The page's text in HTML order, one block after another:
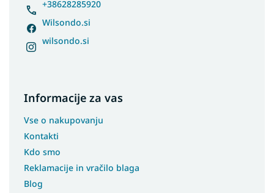
+38628285920
Wilsondo.si
wilsondo.si
Informacije za vas
Vse o nakupovanju
Kontakti
Kdo smo
Reklamacije in vračilo blaga
Blog